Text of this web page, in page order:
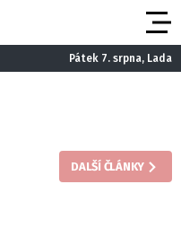
Pátek 7. srpna, Lada
DALŠÍ ČLÁNKY